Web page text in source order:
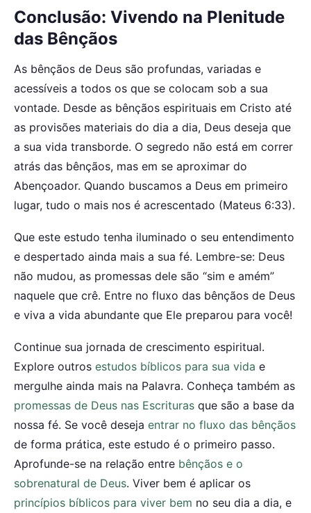
Conclusão: Vivendo na Plenitude
das Bênçãos
As bênçãos de Deus são profundas, variadas e
acessíveis a todos os que se colocam sob a sua
vontade. Desde as bênçãos espirituais em Cristo até
as provisões materiais do dia a dia, Deus deseja que
a sua vida transborde. O segredo não está em correr
atrás das bênçãos, mas em se aproximar do
Abençoador. Quando buscamos a Deus em primeiro
lugar, tudo o mais nos é acrescentado (Mateus 6:33).
Que este estudo tenha iluminado o seu entendimento
e despertado ainda mais a sua fé. Lembre-se: Deus
não mudou, as promessas dele são “sim e amém”
naquele que crê. Entre no fluxo das bênçãos de Deus
e viva a vida abundante que Ele preparou para você!
Continue sua jornada de crescimento espiritual.
Explore outros estudos bíblicos para sua vida e
mergulhe ainda mais na Palavra. Conheça também as
promessas de Deus nas Escrituras que são a base da
nossa fé. Se você deseja entrar no fluxo das bênçãos
de forma prática, este estudo é o primeiro passo.
Aprofunde-se na relação entre bênçãos e o
sobrenatural de Deus. Viver bem é aplicar os
princípios bíblicos para viver bem no seu dia a dia, e